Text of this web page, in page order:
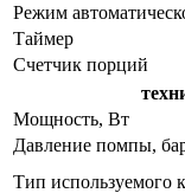
Режим
Таймер
Счетчик порций
Мощность, Вт
Давление помпы,
Тип используемого